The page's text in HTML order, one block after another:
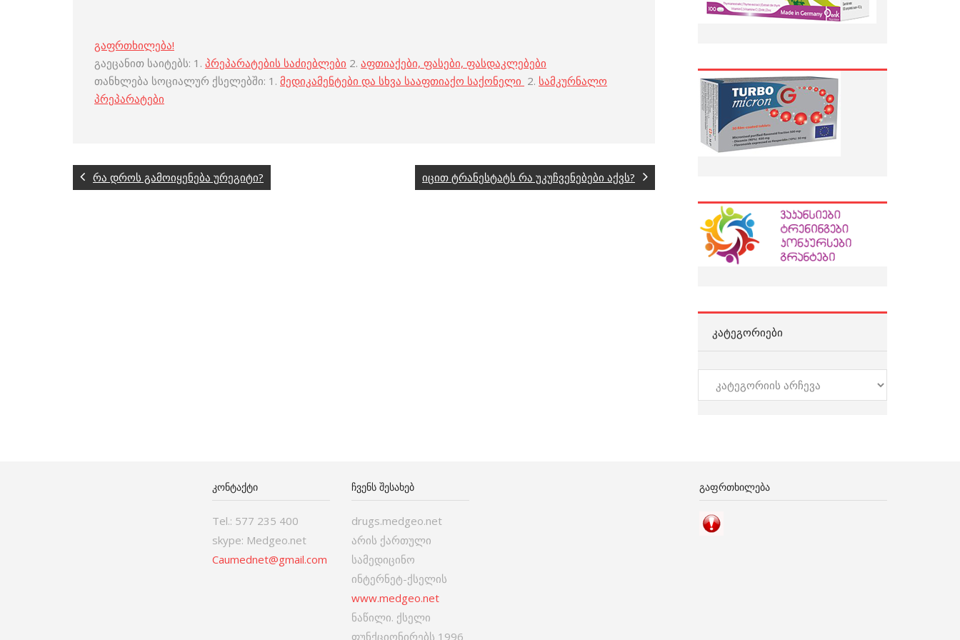
გაფრთხილება!
გაეცანით საიტებს: 1. პრეპარატების საძიებლები 2. აფთიაქები, ფასები, ფასდაკლებები
თანხლება სოციალურ ქსელებში: 1. მედიკამენტები და სხვა სააფთიაქო საქონელი 2. სამკურნალო
პრეპარატები
რა დროს გამოიყენება ურეგიტი? იცით ტრანესტატს რა უკუჩვენებები აქვს?
ᲙᲐᲢᲔᲒᲝᲠᲘᲔᲑᲘ
კატეგორიები
ᲙᲝᲜᲢᲐᲥᲢᲘ
Tel.: 577 235 400
skype: Medgeo.net
Caumednet@gmail.com
ᲩᲕᲔᲜᲡ ᲨᲔᲡᲐᲮᲔᲑ
drugs.medgeo.net
არის ქართული
სამედიცინო
ინტერნეტ-ქსელის
www.medgeo.net
ნაწილი. ქსელი
ფუნქციონირებს 1996
ᲒᲐᲤᲠᲗᲮᲘᲚᲔᲑᲐ